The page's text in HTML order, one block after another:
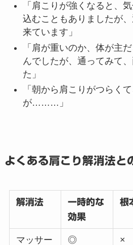
「肩こりが強くなると、
込むこともありましたが
来ています」
「肩が重いのか、体が主
んでしたが、通ってみて
た」
「朝から肩こりがつらく
が………」
よくある肩こり解消法と
解消法
一時的な
効果
根
マッサー
◎ ×